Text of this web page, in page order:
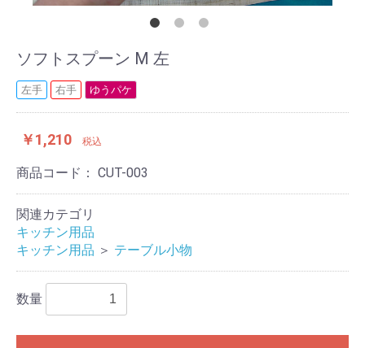
ソフトスプーン M 左
左手 右手 ゆうパケ
￥1,210 税込
商品コード： CUT-003
関連カテゴリ
キッチン用品
キッチン用品 ＞ テーブル小物
数量